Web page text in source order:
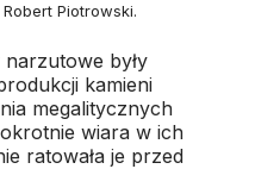
Piotrowski.
narzutowe były
kamieni
megalitycznych
wiara w ich
ratowała je przed